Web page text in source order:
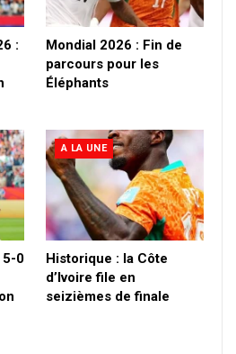
:
Mondial 2026 : Fin de
parcours pour les
Éléphants
5-0
A LA UNE
Historique : la Côte
d’Ivoire file en
seizièmes de finale